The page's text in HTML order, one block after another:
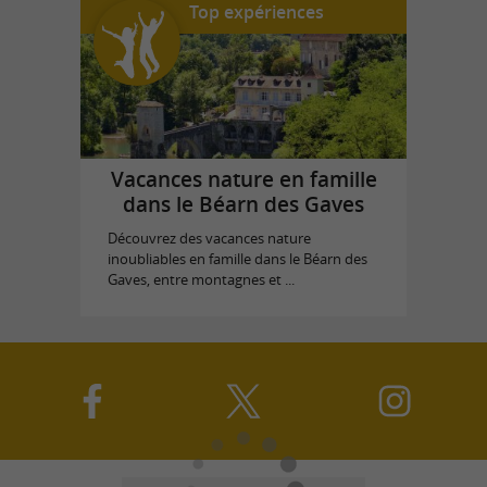
Top expériences
Vacances nature en famille
dans le Béarn des Gaves
Découvrez des vacances nature
inoubliables en famille dans le Béarn des
Gaves, entre montagnes et ...